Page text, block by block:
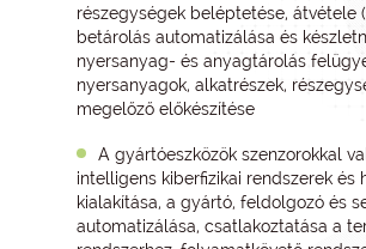
részegységek beléptetése, átvétele
betárolás automatizálása és
nyersanyag- és anyagtárolás
nyersanyagok, alkatrészek,
megelőző előkészítése
A gyártóeszközök szenzorokkal
intelligens kiberfizikai rendszerek és
kialakítása, a gyártó, feldolgozó és
automatizálása, csatlakoztatása a